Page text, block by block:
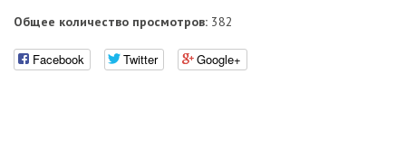
Общее количество просмотров: 382
Facebook Twitter Google+